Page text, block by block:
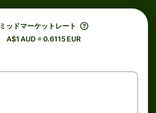
ミッドマーケットレート
A$1 AUD = 0.6115 EUR